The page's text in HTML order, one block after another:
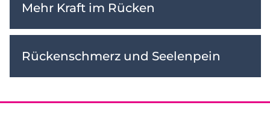
Mehr Kraft im Rücken
Rückenschmerz und Seelenpein